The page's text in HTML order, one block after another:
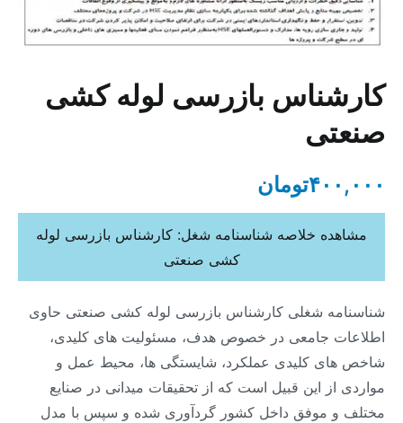
کارشناس بازرسی لوله کشی
صنعتی
۴۰۰,۰۰۰تومان
شناسنامه شغلی کارشناس بازرسی لوله کشی صنعتی حاوی
اطلاعات جامعی در خصوص هدف، مسئولیت های کلیدی،
شاخص های کلیدی عملکرد، شایستگی ها، محیط عمل و
مواردی از این قبیل است که از تحقیقات میدانی در صنایع
مختلف و موفق داخل کشور گردآوری شده و سپس با مدل
مشاهده خلاصه شناسنامه شغل: کارشناس بازرسی لوله
کشی صنعتی